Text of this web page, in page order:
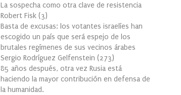
La sospecha como otra clave de resistencia
Robert Fisk (3)
Basta de excusas: los votantes israelíes han
escogido un país que será espejo de los
brutales regímenes de sus vecinos árabes
Sergio Rodríguez Gelfenstein (273)
85 años después, otra vez Rusia está
haciendo la mayor contribución en defensa de
la humanidad.